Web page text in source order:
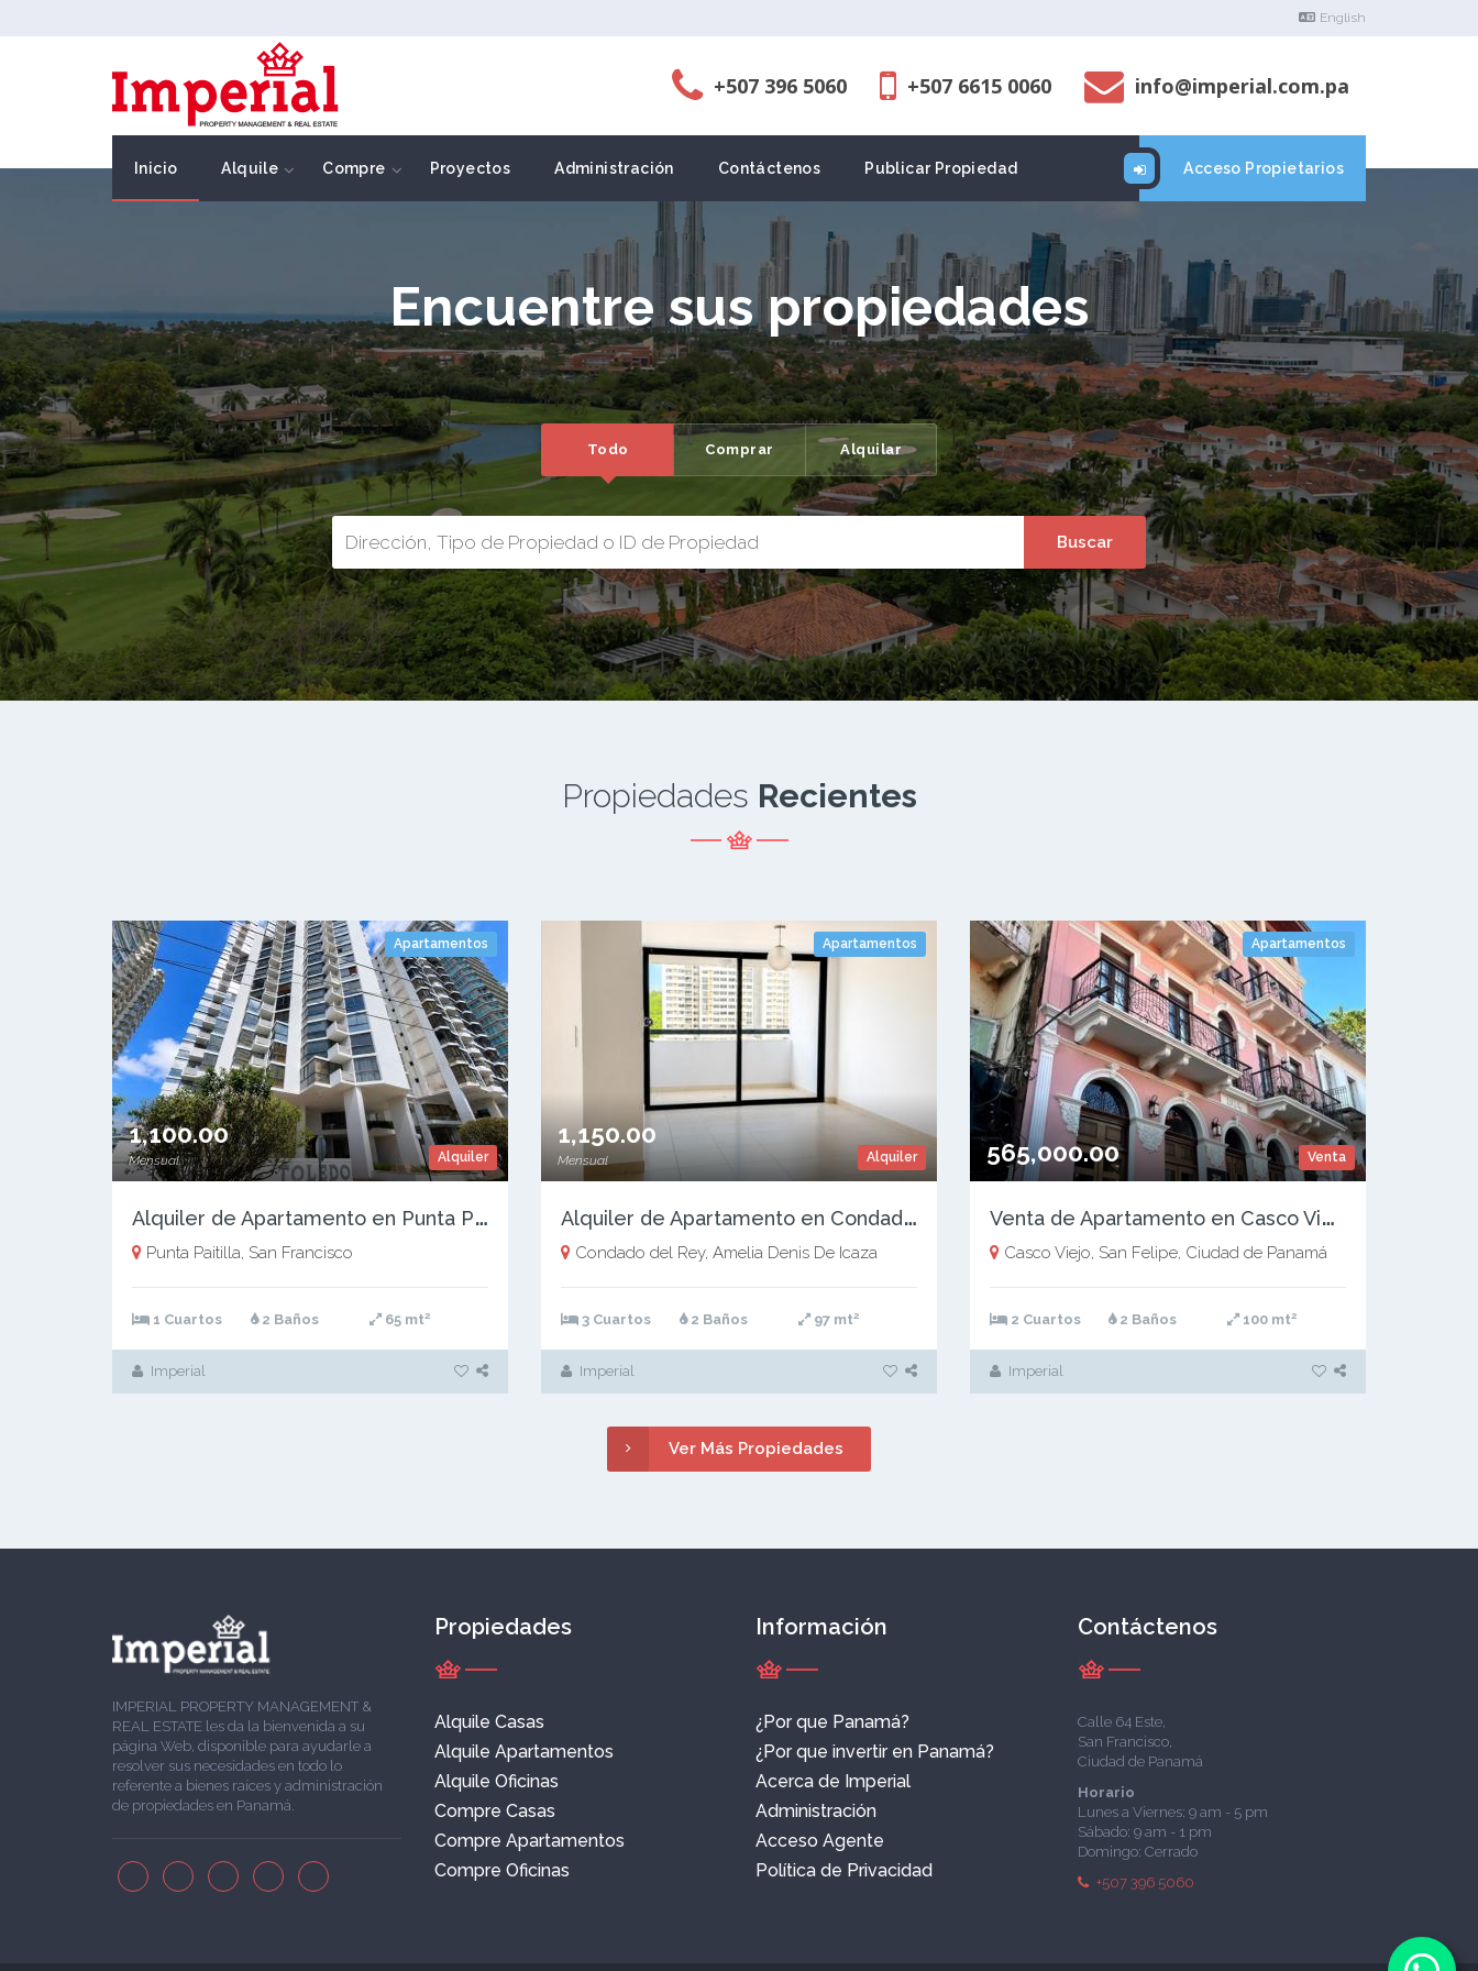
English
+507 396 5060 +507 6615 0060 info@imperial.com.pa
Acceso Propietarios
Inicio Alquile Compre Proyectos Administración Contáctenos Publicar Propiedad
Encuentre sus propiedades
Todo Comprar Alquilar
Propiedades Recientes
Apartamentos
Alquiler
1,100.00
Mensual
A
lquiler de Apartamento en Punta Paitilla, PH Toledo, 65m2
Punta Paitilla, San Francisco
1 Cuartos 2 Baños 65 mt2
Imperial
Apartamentos
Alquiler
1,150.00
Mensual
A
lquiler de Apartamento en Condado del Rey, PH Condado Country Club, 97m2
Condado del Rey, Amelia Denis De Icaza
3 Cuartos 2 Baños 97 mt2
Imperial
Apartamentos
Venta
565,000.00
V
enta de Apartamento en Casco Viejo, Casa Cordovéz de León, 100m2
Casco Viejo, San Felipe, Ciudad de Panamá
2 Cuartos 2 Baños 100 mt2
Imperial
Ver Más Propiedades
IMPERIAL PROPERTY MANAGEMENT &
REAL ESTATE les da la bienvenida a su
página Web, disponible para ayudarle a
resolver sus necesidades en todo lo
referente a bienes raíces y administración
de propiedades en Panamá.
Propiedades
Alquile Casas
Alquile Apartamentos
Alquile Oficinas
Compre Casas
Compre Apartamentos
Compre Oficinas
Información
¿Por que Panamá?
¿Por que invertir en Panamá?
Acerca de Imperial
Administración
Acceso Agente
Política de Privacidad
Contáctenos
Calle 64 Este,
San Francisco,
Ciudad de Panamá
Horario
Lunes a Viernes: 9 am - 5 pm
Sábado: 9 am - 1 pm
Domingo: Cerrado
+507 396 5060